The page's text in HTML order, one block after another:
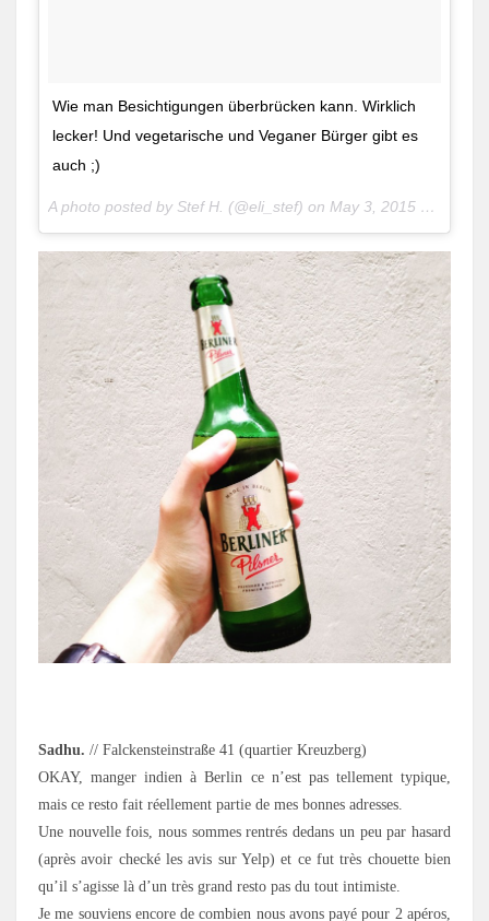
Wie man Besichtigungen überbrücken kann. Wirklich
lecker! Und vegetarische und Veganer Bürger gibt es
auch ;)
A photo posted by Stef H. (@eli_stef) on May 3, 2015 at 4:41am PDT
Sadhu. // Falckensteinstraße 41 (quartier Kreuzberg)
OKAY, manger indien à Berlin ce n’est pas tellement typique,
mais ce resto fait réellement partie de mes bonnes adresses.
Une nouvelle fois, nous sommes rentrés dedans un peu par hasard
(après avoir checké les avis sur Yelp) et ce fut très chouette bien
qu’il s’agisse là d’un très grand resto pas du tout intimiste.
Je me souviens encore de combien nous avons payé pour 2 apéros,